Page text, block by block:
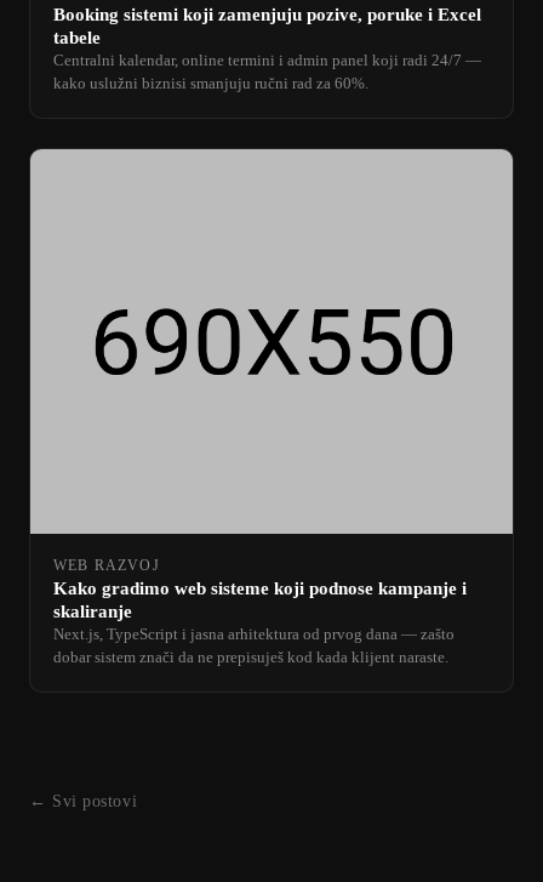
Booking sistemi koji zamenjuju pozive, poruke i Excel
tabele
Centralni kalendar, online termini i admin panel koji radi 24/7 —
kako uslužni biznisi smanjuju ručni rad za 60%.
WEB RAZVOJ
Kako gradimo web sisteme koji podnose kampanje i
skaliranje
Next.js, TypeScript i jasna arhitektura od prvog dana — zašto
dobar sistem znači da ne prepisuješ kod kada klijent naraste.
← Svi postovi